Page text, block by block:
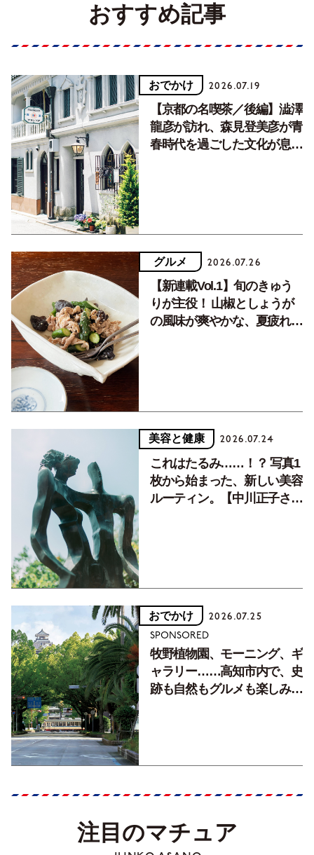
おすすめ記事
おでかけ 2026.07.19
【京都の名喫茶／後編】澁澤
龍彦が訪れ、森見登美彦が青
春時代を過ごした文化が息づ
グルメ 2026.07.26
【新連載Vol.1】旬のきゅう
りが主役！ 山椒としょうが
の風味が爽やかな、夏疲れを
美容と健康 2026.07.24
これはたるみ……！？ 写真1
枚から始まった、新しい美容
ルーティン。【中川正子さん
おでかけ 2026.07.25
SPONSORED
牧野植物園、モーニング、ギ
ャラリー……高知市内で、史
跡も自然もグルメも楽しみ尽
注目のマチュア